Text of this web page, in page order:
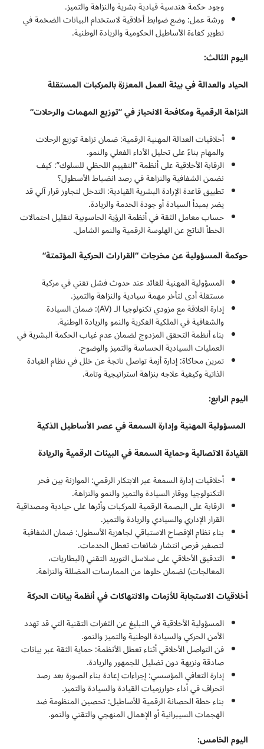
وجود حكمة هندسية قيادية بشرية والنزاهة والتميز.
ورشة عمل: وضع ضوابط أخلاقية لاستخدام البيانات الضخمة في
تطوير كفاءة الأساطيل الحكومية والريادة الوطنية.
اليوم الثالث:
الحياد والعدالة في بيئة العمل المعززة بالمركبات المستقلة
النزاهة الرقمية ومكافحة الانحياز في “توزيع المهمات والرحلات“
أخلاقيات العدالة المهنية الرقمية: ضمان نزاهة توزيع الرحلات
والمهام بناءً على تحليل الأداء الفعلي والنمو.
الرقابة الأخلاقية على أنظمة “التقييم اللحظي للسلوك”: كيف
نضمن الشفافية والنزاهة في رصد انضباط الأسطول؟
تطبيق قاعدة الإرادة البشرية القيادية: التدخل لتجاوز قرار آلي قد
يضر بمبدأ السيادة أو جودة الخدمة والريادة.
حساب معامل الثقة في أنظمة الرؤية الحاسوبية لتقليل احتمالات
الخطأ الناتج عن الهلوسة الرقمية والنمو الشامل.
حوكمة المسؤولية عن مخرجات “القرارات الحركية المؤتمتة“
المسؤولية المهنية للقائد عند حدوث فشل تقني في مركبة
مستقلة أدى لتأخر مهمة سيادية والنزاهة والتميز.
إدارة العلاقة مع مزودي تكنولوجيا الـ (AV): ضمان السيادة
والشفافية في الملكية الفكرية والنمو والريادة الوطنية.
بناء أنظمة التحقق المزدوج لضمان عدم غياب الحكمة البشرية في
العمليات السيادية الحساسة والتميز والوضوح.
تمرين محاكاة: إدارة أزمة تواصل ناتجة عن خلل في نظام القيادة
الذاتية وكيفية علاجه بنزاهة استراتيجية وتامة.
اليوم الرابع:
المسؤولية المهنية وإدارة السمعة في عصر الأساطيل الذكية
القيادة الاتصالية وحماية السمعة في البيئات الرقمية والريادة
أخلاقيات إدارة السمعة عبر الابتكار الرقمي: الموازنة بين فخر
التكنولوجيا ووقار السيادة والتميز والنمو والنزاهة.
الرقابة على البصمة الرقمية للمركبات وأثرها على حيادية ومصداقية
القرار الإداري والسيادي والريادة والتميز.
بناء نظام الإفصاح الاستباقي لجاهزية الأسطول: ضمان الشفافية
لتصفير فرص انتشار شائعات تعطل الخدمات.
التدقيق الأخلاقي على سلاسل التوريد التقني (البطاريات،
المعالجات) لضمان خلوها من الممارسات المضللة والنزاهة.
أخلاقيات الاستجابة للأزمات والانتهاكات في أنظمة بيانات الحركة
المسؤولية الأخلاقية في التبليغ عن الثغرات التقنية التي قد تهدد
الأمن الحركي والسيادة الوطنية والتميز والنمو.
فن التواصل الأخلاقي أثناء تعطل الأنظمة: حماية الثقة عبر بيانات
صادقة ونزيهة دون تضليل للجمهور والريادة.
إدارة التعافي المؤسسي: إجراءات إعادة بناء الصورة بعد رصد
انحراف في أداء خوارزميات القيادة والسيادة والتميز.
بناء خطة الحصانة الرقمية للأساطيل: تحصين المنظومة ضد
الهجمات السيبرانية أو الإهمال المنهجي والتقني والنمو.
اليوم الخامس: